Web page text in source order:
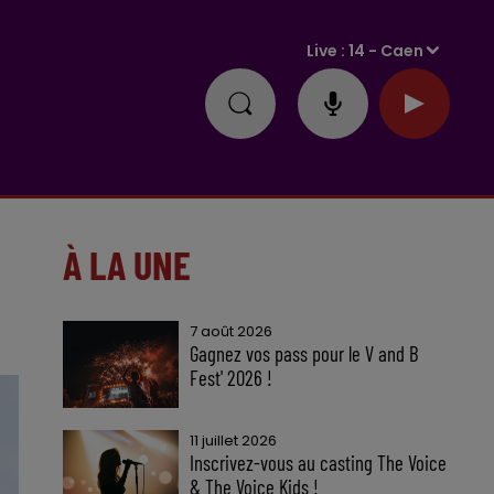
Live :14 - Caen
À LA UNE
7 août 2026
Gagnez vos pass pour le V and B
Fest' 2026 !
11 juillet 2026
Inscrivez-vous au casting The Voice
& The Voice Kids !